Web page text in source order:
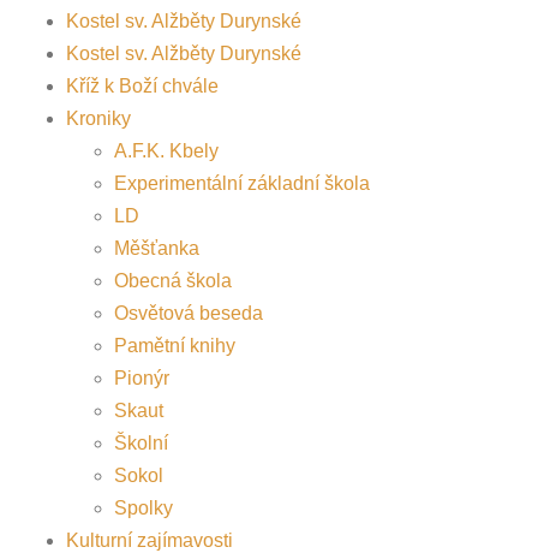
Kostel sv. Alžběty Durynské
Kostel sv. Alžběty Durynské
Kříž k Boží chvále
Kroniky
A.F.K. Kbely
Experimentální základní škola
LD
Měšťanka
Obecná škola
Osvětová beseda
Pamětní knihy
Pionýr
Skaut
Školní
Sokol
Spolky
Kulturní zajímavosti